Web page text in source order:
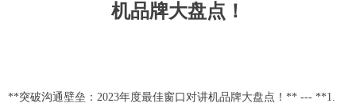
机品牌大盘点！
**突破沟通壁垒：2023年度最佳窗口对讲机品牌大盘点！** --- **1.